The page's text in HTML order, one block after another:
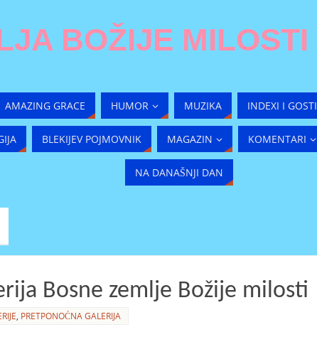
BOŽIJE MILOSTI
AMAZING GRACE HUMOR MUZIKA INDEXI I GOSTI
BLEKIJEV POJMOVNIK MAGAZIN KOMENTARI
NA DANAŠNJI DAN
Bosne zemlje Božije milosti
PRETPONOĆNA GALERIJA